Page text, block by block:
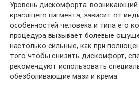
Уровень дискомфорта, возникающий
красящего пигмента, зависит от
особенностей человека и типа его
процедура вызывает болевые
настолько сильные, как при
того чтобы снизить дискомфорт,
рекомендуют использовать
обезболивающие мази и крема.